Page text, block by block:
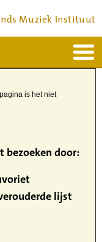
Muziek Instituut
is het niet
bezoeken door:
lijst